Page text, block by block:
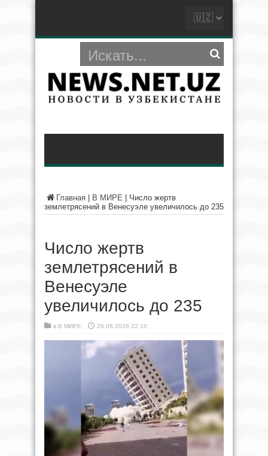
Главная В МИРЕ
Число жертв
землетрясений в Венесуэле увеличилось до 235
Число жертв
землетрясений в
Венесуэле
увеличилось до 235
в В МИРЕ 26.06.2026 22:10